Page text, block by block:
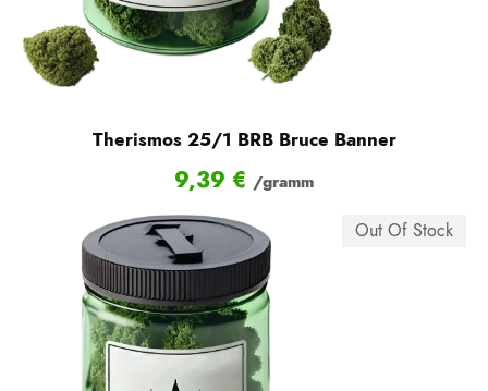
Therismos 25/1 BRB Bruce Banner
9,39 € /gramm
Out Of Stock